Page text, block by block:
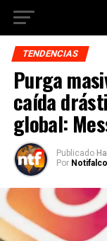
TENDENCIAS
Purga
caída
global:
Publicado
Por